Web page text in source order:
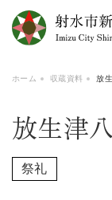
ホーム 収蔵資料 放
放生津
祭礼